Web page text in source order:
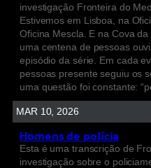
investigação Fronteira do
Estivemos em Lisboa, na
Oficina Mescla. E na Cova
uma centena de pessoas
episódio da série. Em cada
pessoas presente seguiu os
uma questão foi constante:
MAR 10, 2026
Homens de polícia
Esta é uma transcrição de
investigação sobre o